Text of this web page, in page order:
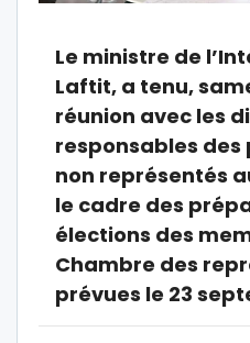
Le ministre de
Laftit, a tenu,
réunion avec les
responsables
non représentés
le cadre des
élections des
Chambre des
prévues le 23